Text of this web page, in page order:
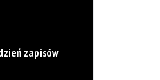
zapisów